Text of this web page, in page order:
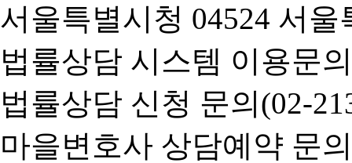
서울특별시청 04524 서
법률상담 시스템 이용문
법률상담 신청 문의(02-
마을변호사 상담예약 문